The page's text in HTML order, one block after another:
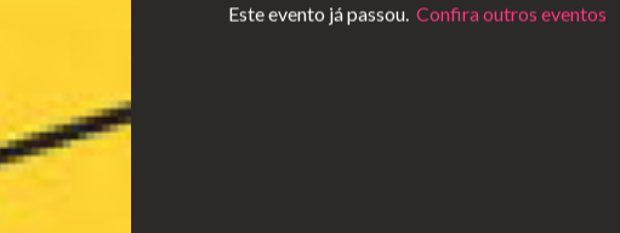
Este evento já passou. Confira outros eventos